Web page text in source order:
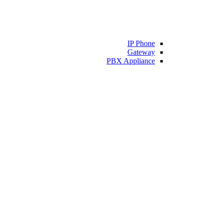
IP Phone
Gateway
PBX Appliance